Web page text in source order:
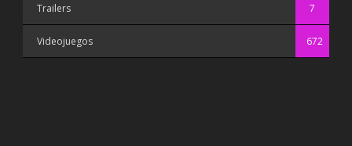
Trailers 7
Videojuegos 672